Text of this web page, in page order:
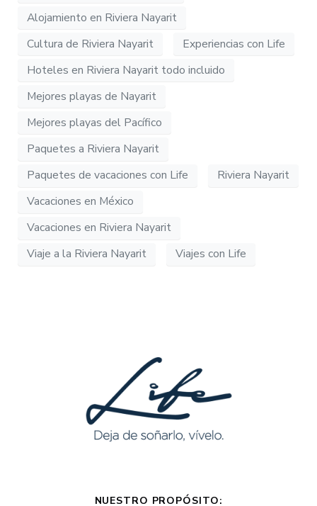
Alojamiento en Riviera Nayarit
Cultura de Riviera Nayarit
Experiencias con Life
Hoteles en Riviera Nayarit todo incluido
Mejores playas de Nayarit
Mejores playas del Pacífico
Paquetes a Riviera Nayarit
Paquetes de vacaciones con Life
Riviera Nayarit
Vacaciones en México
Vacaciones en Riviera Nayarit
Viaje a la Riviera Nayarit
Viajes con Life
NUESTRO PROPÓSITO: